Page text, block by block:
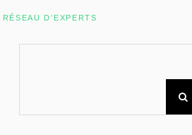
D’EXPERTS
Rechercher sur le site